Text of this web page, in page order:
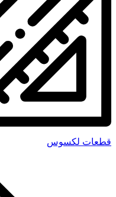
قطعات لکسوس